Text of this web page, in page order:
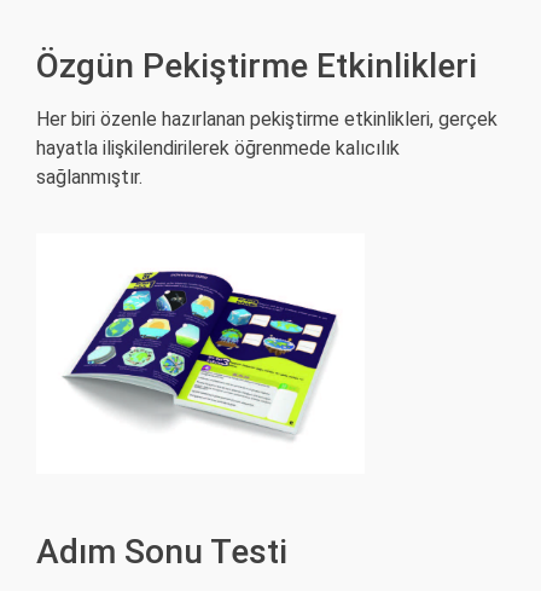
Özgün Pekiştirme Etkinlikleri
Her biri özenle hazırlanan pekiştirme etkinlikleri, gerçek
hayatla ilişkilendirilerek öğrenmede kalıcılık
sağlanmıştır.
Adım Sonu Testi